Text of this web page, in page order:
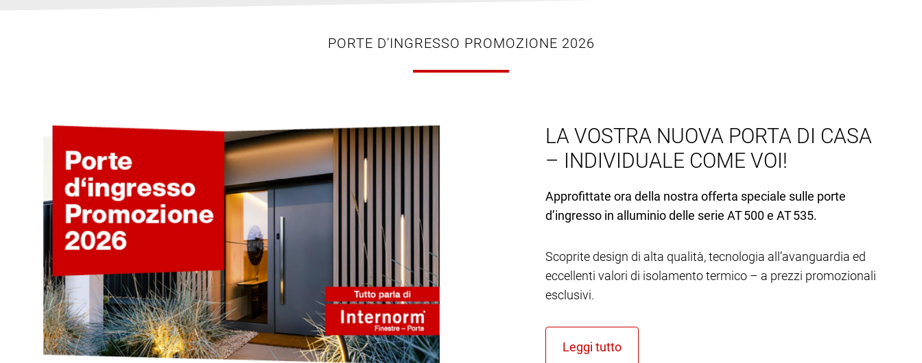
PORTE D'INGRESSO PROMOZIONE 2026
LA VOSTRA NUOVA PORTA DI CASA
– INDIVIDUALE COME VOI!
Approfittate ora della nostra offerta speciale sulle porte
d’ingresso in alluminio delle serie AT 500 e AT 535.
Scoprite design di alta qualità, tecnologia all’avanguardia ed
eccellenti valori di isolamento termico – a prezzi promozionali
esclusivi.